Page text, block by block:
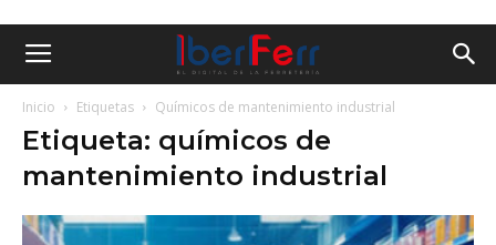
Inicio Etiquetas Químicos de mantenimiento industrial
Etiqueta: químicos de
mantenimiento industrial